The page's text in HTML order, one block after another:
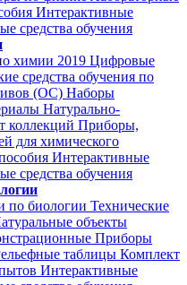
Интерактивные
средства обучения
химии 2019 Цифровые
средства обучения по
(ОС) Наборы
Натурально-
коллекций Приборы,
для химического
Интерактивные
средства обучения
по биологии Технические
объекты
Приборы
таблицы Комплект
Интерактивные